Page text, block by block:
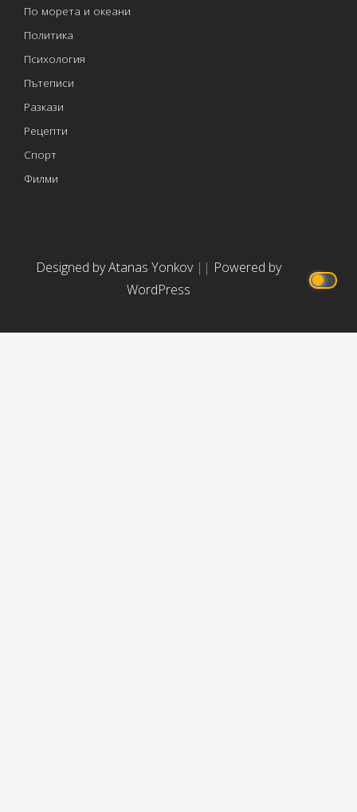
По морета и океани
Политика
Психология
Пътеписи
Разкази
Рецепти
Спорт
Филми
Designed by Atanas Yonkov || Powered by
WordPress